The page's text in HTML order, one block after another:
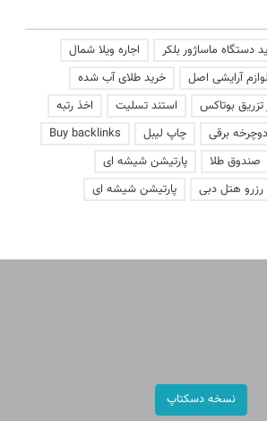
دستگاه ماساژور بلکر
اجاره ویلا شمال
آرایشی اصل
خرید طلای آب شده
تزریق بوتاکس استند تسلیت
اخذ رتبه
برقی چاپ لیبل
Buy backlinks
صندوق طلا
پارتیشن شیشه ای
رزرو هتل دبی پارتیشن شیشه ای
نسخه دسکتاپ